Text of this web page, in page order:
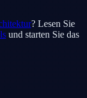
? Lesen Sie
und starten Sie das